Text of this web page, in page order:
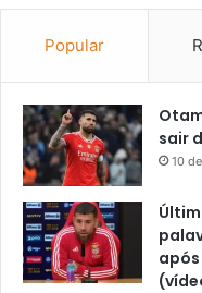
Popular
sair
10